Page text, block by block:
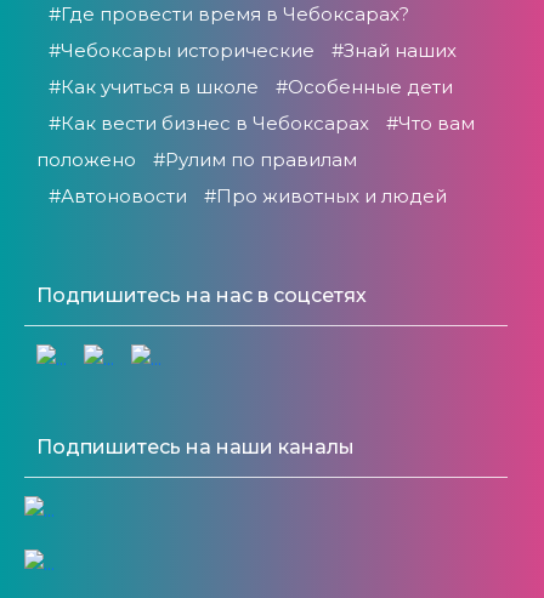
#Где провести время в Чебоксарах?
#Чебоксары исторические
#Знай наших
#Как учиться в школе
#Особенные дети
#Как вести бизнес в Чебоксарах
#Что вам
положено
#Рулим по правилам
#Автоновости
#Про животных и людей
Подпишитесь на нас в соцсетях
Подпишитесь на наши каналы